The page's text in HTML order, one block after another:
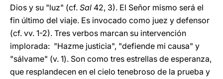
Dios y su "luz" (cf. Sal 42, 3). El Señor mismo será el
fin último del viaje. Es invocado como juez y defensor
(cf. vv. 1-2). Tres verbos marcan su intervención
implorada: "Hazme justicia", "defiende mi causa" y
"sálvame" (v. 1). Son como tres estrellas de esperanza,
que resplandecen en el cielo tenebroso de la prueba y